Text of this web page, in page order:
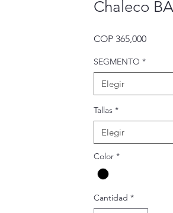
Chaleco
COP 365,000Precio
SEGMENTO *
Elegir
Tallas *
Elegir
Color *
Cantidad *